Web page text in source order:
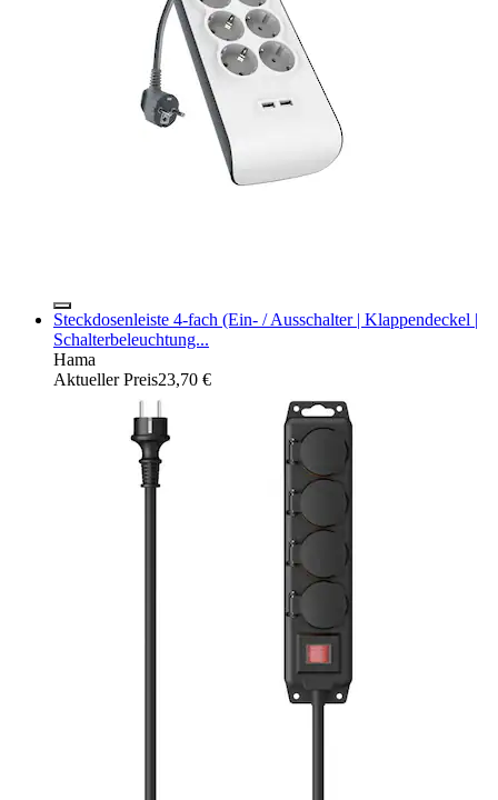
Steckdosenleiste 4-fach (Ein- / Ausschalter | Klappendeckel |
Schalterbeleuchtung...
Hama
Aktueller Preis23,70 €